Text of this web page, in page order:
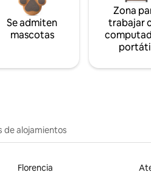
Se admiten
mascotas
Zona
trabajar
de alojamientos
Florencia